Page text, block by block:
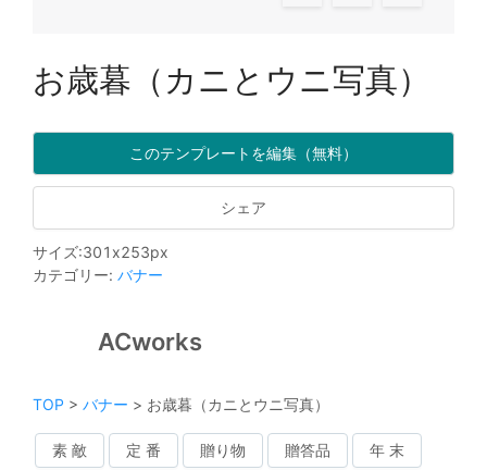
お歳暮（カニとウニ写真）
このテンプレートを編集（無料）
シェア
サイズ:301 x253px
カテゴリー: バナー
ACworks
TOP > バナー > お歳暮（カニとウニ写真）
素 敵 定 番 贈り物 贈答品 年 末